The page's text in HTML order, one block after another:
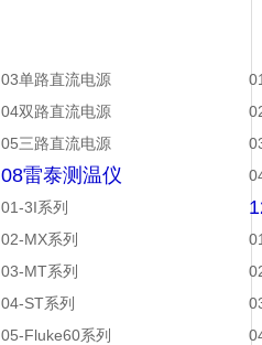
03单路直流电源
04双路直流电源
05三路直流电源
08雷泰测温仪
01-3I系列
02-MX系列
03-MT系列
04-ST系列
05-Fluke60系列